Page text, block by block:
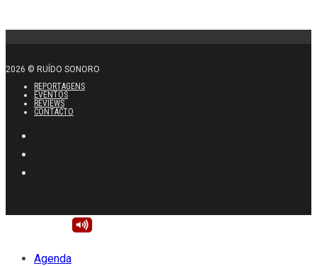
2026 © RUÍDO SONORO
REPORTAGENS
EVENTOS
REVIEWS
CONTACTO
Agenda